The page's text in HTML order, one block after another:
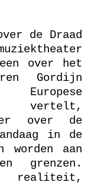
de Draad
over het
Gordijn
vertelt,
over de
in de
worden aan
grenzen.